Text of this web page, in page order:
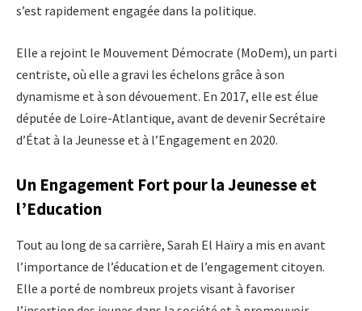
s’est rapidement engagée dans la politique.
Elle a rejoint le Mouvement Démocrate (MoDem), un parti
centriste, où elle a gravi les échelons grâce à son
dynamisme et à son dévouement. En 2017, elle est élue
députée de Loire-Atlantique, avant de devenir Secrétaire
d’État à la Jeunesse et à l’Engagement en 2020.
Un Engagement Fort pour la Jeunesse et
l’Education
Tout au long de sa carrière, Sarah El Haïry a mis en avant
l’importance de l’éducation et de l’engagement citoyen.
Elle a porté de nombreux projets visant à favoriser